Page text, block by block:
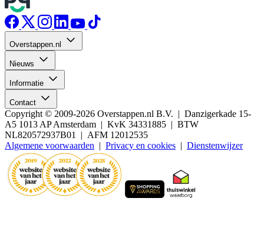
Overstappen.nl
Nieuws
Informatie
Contact
Copyright © 2009-2026 Overstappen.nl B.V. | Danzigerkade 15-
A5 1013 AP Amsterdam | KvK 34331885 | BTW
NL820572937B01 | AFM 12012535
Algemene voorwaarden | Privacy en cookies | Dienstenwijzer